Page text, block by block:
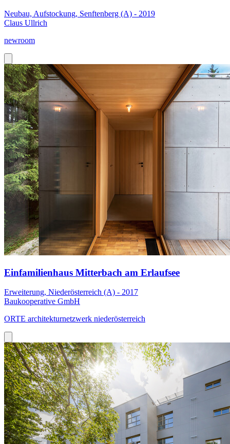
Neubau, Aufstockung, Senftenberg (A) - 2019
Claus Ullrich
newroom
Einfamilienhaus Mitterbach am Erlaufsee
Erweiterung, Niederösterreich (A) - 2017
Baukooperative GmbH
ORTE architekturnetzwerk niederösterreich